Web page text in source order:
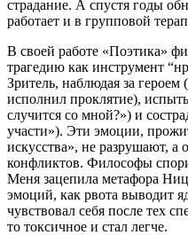
страдание. А спустя годы
работает и в групповой
В своей работе «Поэтика»
трагедию как инструмент
Зритель, наблюдая за
исполнил проклятие),
случится со мной?») и
участи»). Эти эмоции,
искусства», не разрушают,
конфликтов. Философы
Меня зацепила метафора
эмоций, как рвота выводит
чувствовал себя после тех
то токсичное и стал легче.